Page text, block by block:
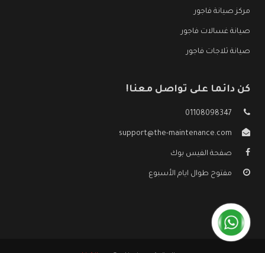
مركز صيانة فاجور
صيانة غسالات فاجور
صيانة ثلاجات فاجور
كن دائما على تواصل معنا!
01108098347
support@the-maintenance.com
صفحة الفيس بوك
مفتوح طوال ايام الأسبوع